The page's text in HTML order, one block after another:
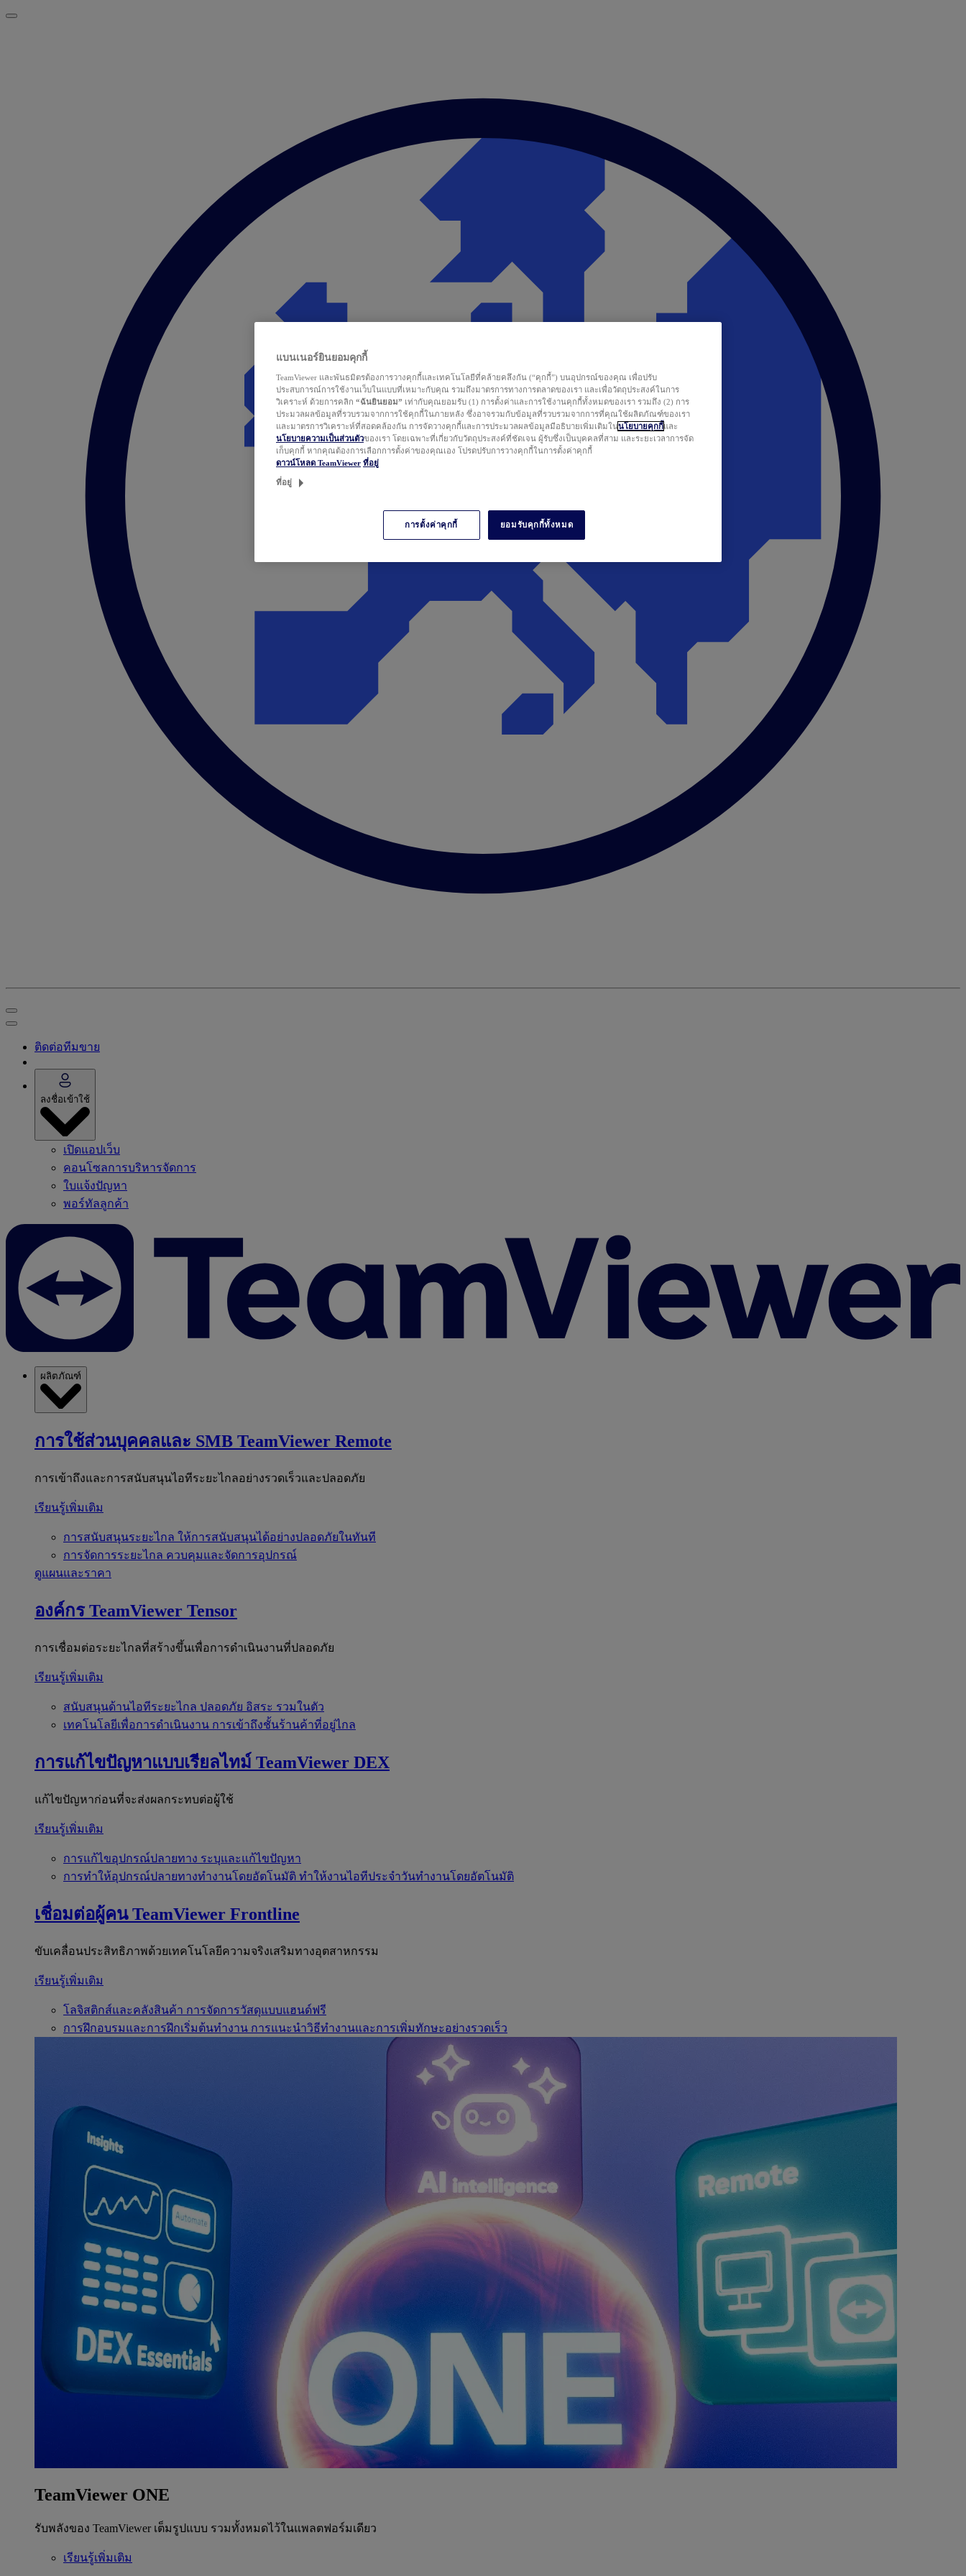
ติดต่อทีมขาย
ลงชื่อเข้าใช้
เปิดแอปเว็บ
คอนโซลการบริหารจัดการ
ใบแจ้งปัญหา
พอร์ทัลลูกค้า
ผลิตภัณฑ์
การใช้ส่วนบุคคลและ SMB TeamViewer Remote
การเข้าถึงและการสนับสนุนไอทีระยะไกลอย่างรวดเร็วและปลอดภัย
เรียนรู้เพิ่มเติม
การสนับสนุนระยะไกล ให้การสนับสนุนได้อย่างปลอดภัยในทันที
การจัดการระยะไกล ควบคุมและจัดการอุปกรณ์
ดูแผนและราคา
องค์กร TeamViewer Tensor
การเชื่อมต่อระยะไกลที่สร้างขึ้นเพื่อการดำเนินงานที่ปลอดภัย
เรียนรู้เพิ่มเติม
สนับสนุนด้านไอทีระยะไกล ปลอดภัย อิสระ รวมในตัว
เทคโนโลยีเพื่อการดำเนินงาน การเข้าถึงชั้นร้านค้าที่อยู่ไกล
การแก้ไขปัญหาแบบเรียลไทม์ TeamViewer DEX
แก้ไขปัญหาก่อนที่จะส่งผลกระทบต่อผู้ใช้
เรียนรู้เพิ่มเติม
การแก้ไขอุปกรณ์ปลายทาง ระบุและแก้ไขปัญหา
การทำให้อุปกรณ์ปลายทางทำงานโดยอัตโนมัติ ทำให้งานไอทีประจำวันทำงานโดยอัตโนมัติ
เชื่อมต่อผู้คน TeamViewer Frontline
ขับเคลื่อนประสิทธิภาพด้วยเทคโนโลยีความจริงเสริมทางอุตสาหกรรม
เรียนรู้เพิ่มเติม
โลจิสติกส์และคลังสินค้า การจัดการวัสดุแบบแฮนด์ฟรี
การฝึกอบรมและการฝึกเริ่มต้นทำงาน การแนะนำวิธีทำงานและการเพิ่มทักษะอย่างรวดเร็ว
TeamViewer ONE
รับพลังของ TeamViewer เต็มรูปแบบ รวมทั้งหมดไว้ในแพลตฟอร์มเดียว
เรียนรู้เพิ่มเติม
แบนเนอร์ยินยอมคุกกี้
TeamViewer และพันธมิตรต้องการวางคุกกี้และเทคโนโลยีที่คล้ายคลึงกัน (“คุกกี้”) บนอุปกรณ์ของคุณ เพื่อปรับ
ประสบการณ์การใช้งานเว็บในแบบที่เหมาะกับคุณ รวมถึงมาตรการทางการตลาดของเรา และเพื่อวัตถุประสงค์ในการ
วิเคราะห์ ด้วยการคลิก “ฉันยินยอม” เท่ากับคุณยอมรับ (1) การตั้งค่าและการใช้งานคุกกี้ทั้งหมดของเรา รวมถึง (2) การ
ประมวลผลข้อมูลที่รวบรวมจากการใช้คุกกี้ในภายหลัง ซึ่งอาจรวมกับข้อมูลที่รวบรวมจากการที่คุณใช้ผลิตภัณฑ์ของเรา
และมาตรการวิเคราะห์ที่สอดคล้องกัน การจัดวางคุกกี้และการประมวลผลข้อมูลมีอธิบายเพิ่มเติมในนโยบายคุกกี้และ
นโยบายความเป็นส่วนตัวของเรา โดยเฉพาะที่เกี่ยวกับวัตถุประสงค์ที่ชัดเจน ผู้รับซึ่งเป็นบุคคลที่สาม และระยะเวลาการจัด
เก็บคุกกี้ หากคุณต้องการเลือกการตั้งค่าของคุณเอง โปรดปรับการวางคุกกี้ในการตั้งค่าคุกกี้
ดาวน์โหลด TeamViewer ที่อยู่
ที่อยู่
การตั้งค่าคุกกี้ ยอมรับคุกกี้ทั้งหมด